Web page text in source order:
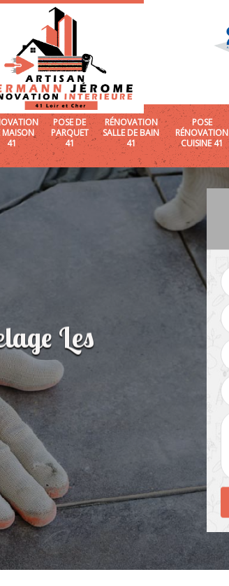
MAISON
41
POSE DE
PARQUET
41
RÉNOVATION
SALLE DE BAIN
41
POSE
RÉNOVATION
CUISINE 41
Les